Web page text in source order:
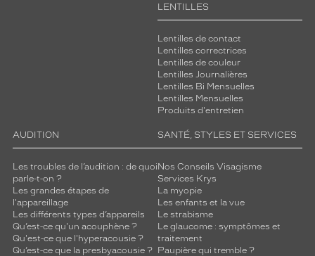
LENTILLES
Lentilles de contact
Lentilles correctrices
Lentilles de couleur
Lentilles Journalières
Lentilles Bi Mensuelles
Lentilles Mensuelles
Produits d'entretien
AUDITION
Les troubles de l’audition : de quoi
parle-t-on ?
Les grandes étapes de
l'appareillage
Les différents types d’appareils
Qu’est-ce qu'un acouphène ?
Qu'est-ce que l'hyperacousie ?
Qu’est-ce que la presbyacousie ?
SANTÉ, STYLES ET SERVICES
Nos Conseils Visagisme
Services Krys
La myopie
Les enfants et la vue
Le strabisme
Le glaucome : symptômes et
traitement
Paupière qui tremble ?